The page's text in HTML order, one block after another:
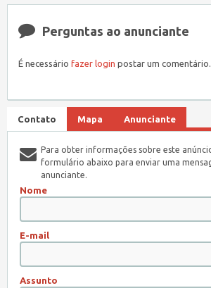
Perguntas ao anunciante
É necessário fazer login postar um comentário.
Contato Mapa Anunciante
Para obter informações sobre este
formulário abaixo para enviar uma
anunciante.
Nome
E-mail
Assunto